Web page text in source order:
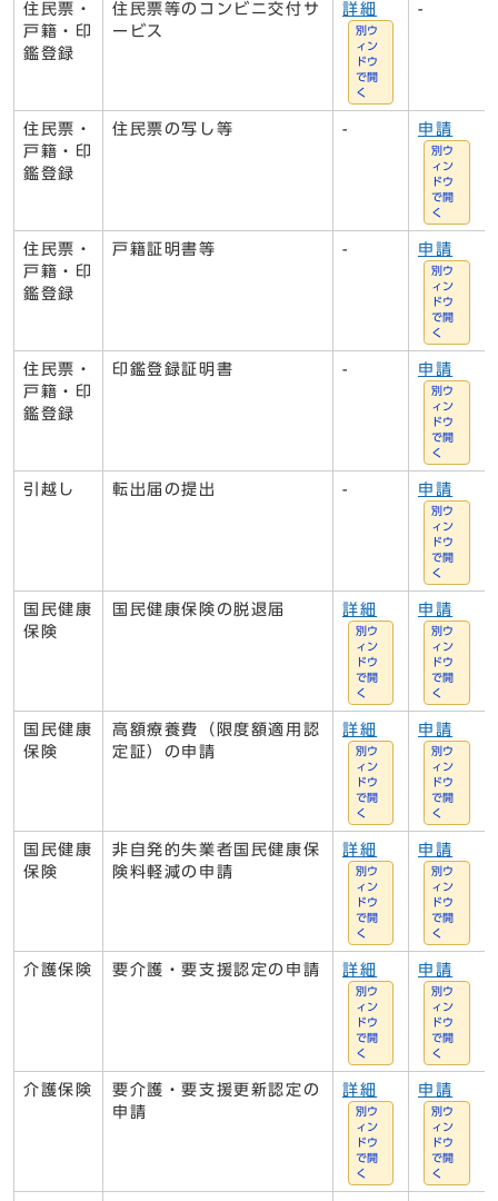
住民票・
戸籍・印
鑑登録
住民票等のコンビニ交付サ
ービス
詳細
別ウ
ィン
ドウ
で開
く
-
住民票・
戸籍・印
鑑登録
住民票の写し等 - 申請
別ウ
ィン
ドウ
で開
く
住民票・
戸籍・印
鑑登録
戸籍証明書等 - 申請
別ウ
ィン
ドウ
で開
く
住民票・
戸籍・印
鑑登録
印鑑登録証明書 - 申請
別ウ
ィン
ドウ
で開
く
引越し 転出届の提出 - 申請
別ウ
ィン
ドウ
で開
く
国民健康
保険
国民健康保険の脱退届 詳細
別ウ
ィン
ドウ
で開
く
申請
別ウ
ィン
ドウ
で開
く
国民健康
保険
高額療養費（限度額適用認
定証）の申請
詳細
別ウ
ィン
ドウ
で開
く
申請
別ウ
ィン
ドウ
で開
く
国民健康
保険
非自発的失業者国民健康保
険料軽減の申請
詳細
別ウ
ィン
ドウ
で開
く
申請
別ウ
ィン
ドウ
で開
く
介護保険 要介護・要支援認定の申請 詳細
別ウ
ィン
ドウ
で開
く
申請
別ウ
ィン
ドウ
で開
く
介護保険
要介護・要支援更新認定の
申請
詳細
別ウ
ィン
ドウ
で開
く
申請
別ウ
ィン
ドウ
で開
く